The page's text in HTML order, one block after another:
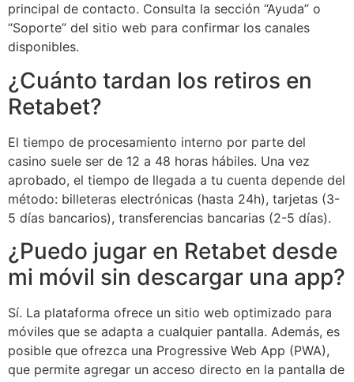
principal de contacto. Consulta la sección “Ayuda” o
“Soporte” del sitio web para confirmar los canales
disponibles.
¿Cuánto tardan los retiros en
Retabet?
El tiempo de procesamiento interno por parte del
casino suele ser de 12 a 48 horas hábiles. Una vez
aprobado, el tiempo de llegada a tu cuenta depende del
método: billeteras electrónicas (hasta 24h), tarjetas (3-
5 días bancarios), transferencias bancarias (2-5 días).
¿Puedo jugar en Retabet desde
mi móvil sin descargar una app?
Sí. La plataforma ofrece un sitio web optimizado para
móviles que se adapta a cualquier pantalla. Además, es
posible que ofrezca una Progressive Web App (PWA),
que permite agregar un acceso directo en la pantalla de